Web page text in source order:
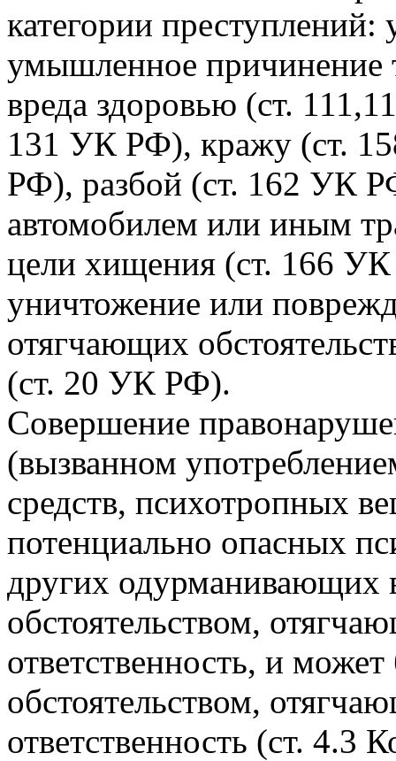
категории
умышленное причинение
вреда здоровью (ст.
131 УК РФ), кражу (ст.
РФ), разбой (ст. 162 УК
автомобилем или иным
цели хищения (ст. 166
уничтожение или
отягчающих
(ст. 20 УК РФ).
Совершение
(вызванном
средств, психотропных
потенциально опасных
других одурманивающих
обстоятельством,
ответственность, и
обстоятельством,
ответственность (ст.